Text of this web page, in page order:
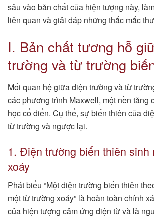
sâu vào bản chất của hiện tượng này,
liên quan và giải đáp những thắc mắc
I. Bản chất tương hỗ
trường và từ trường
Mối quan hệ giữa điện trường và từ
các phương trình Maxwell, một nền tảng
học cổ điển. Cụ thể, sự biến thiên của
từ trường và ngược lại.
1. Điện trường biến thiên sinh
xoáy
Phát biểu “Một điện trường biến thiên
một từ trường xoáy” là hoàn toàn chính
của hiện tượng cảm ứng điện từ và là